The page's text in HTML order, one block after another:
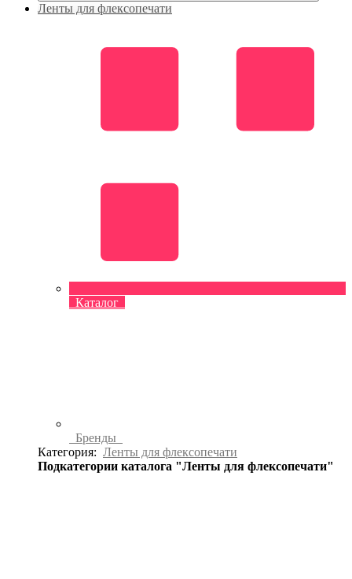
Ленты для флексопечати
Каталог
Бренды
Категория: Ленты для флексопечати
Подкатегории каталога "Ленты для флексопечати"